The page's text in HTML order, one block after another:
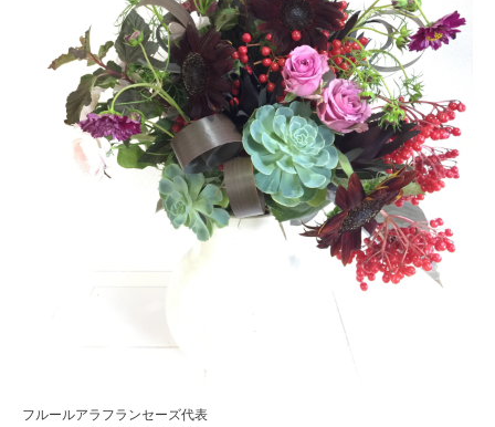
フルールアラフランセーズ代表